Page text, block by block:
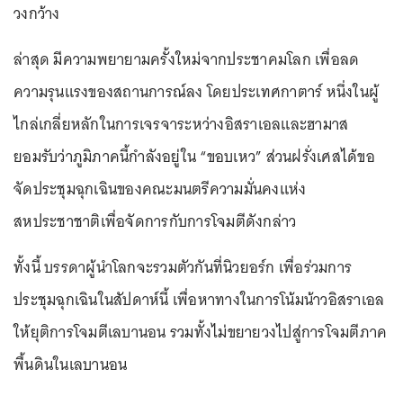
วงกว้าง
ล่าสุด มีความพยายามครั้งใหม่จากประชาคมโลก เพื่อลด
ความรุนแรงของสถานการณ์ลง โดยประเทศกาตาร์ หนึ่งในผู้
ไกล่เกลี่ยหลักในการเจรจาระหว่างอิสราเอลและฮามาส
ยอมรับว่าภูมิภาคนี้กำลังอยู่ใน “ขอบเหว” ส่วนฝรั่งเศสได้ขอ
จัดประชุมฉุกเฉินของคณะมนตรีความมั่นคงแห่ง
สหประชาชาติเพื่อจัดการกับการโจมตีดังกล่าว
ทั้งนี้ บรรดาผู้นำโลกจะรวมตัวกันที่นิวยอร์ก เพื่อร่วมการ
ประชุมฉุกเฉินในสัปดาห์นี้ เพื่อหาทางในการโน้มน้าวอิสราเอล
ให้ยุติการโจมตีเลบานอน รวมทั้งไม่ขยายวงไปสู่การโจมตีภาค
พื้นดินในเลบานอน